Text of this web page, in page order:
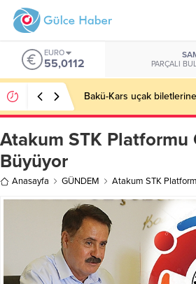
EURO
55,0112 PARÇALI
Bakü-Kars uçak
Atakum STK Platformu
Büyüyor
Anasayfa GÜNDEM Atakum STK